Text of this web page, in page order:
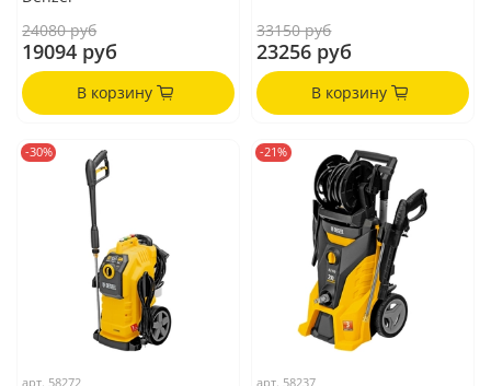
24080 руб
19094 руб
В корзину
33150 руб
23256 руб
В корзину
-30%
арт. 58272
-21%
арт. 58237